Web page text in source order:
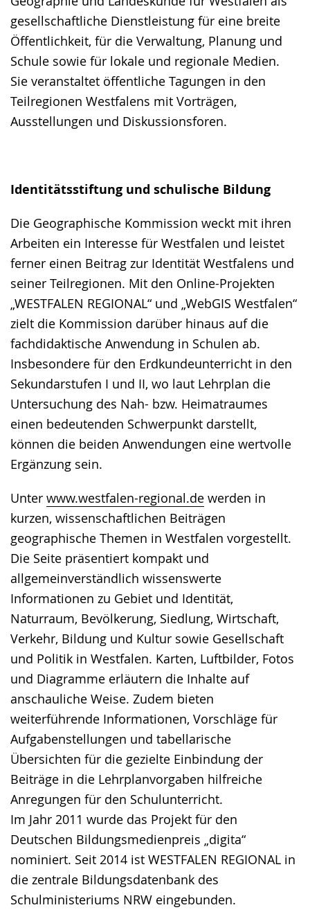
gesellschaftliche Dienstleistung für eine breite
Öffentlichkeit, für die Verwaltung, Planung und
Schule sowie für lokale und regionale Medien.
Sie veranstaltet öffentliche Tagungen in den
Teilregionen Westfalens mit Vorträgen,
Ausstellungen und Diskussionsforen.
Identitätsstiftung und schulische Bildung
Die Geographische Kommission weckt mit ihren
Arbeiten ein Interesse für Westfalen und leistet
ferner einen Beitrag zur Identität Westfalens und
seiner Teilregionen. Mit den Online-Projekten
„WESTFALEN REGIONAL“ und „WebGIS Westfalen“
zielt die Kommission darüber hinaus auf die
fachdidaktische Anwendung in Schulen ab.
Insbesondere für den Erdkundeunterricht in den
Sekundarstufen I und II, wo laut Lehrplan die
Untersuchung des Nah- bzw. Heimatraumes
einen bedeutenden Schwerpunkt darstellt,
können die beiden Anwendungen eine wertvolle
Ergänzung sein.
Unter www.westfalen-regional.de werden in
kurzen, wissenschaftlichen Beiträgen
geographische Themen in Westfalen vorgestellt.
Die Seite präsentiert kompakt und
allgemeinverständlich wissenswerte
Informationen zu Gebiet und Identität,
Naturraum, Bevölkerung, Siedlung, Wirtschaft,
Verkehr, Bildung und Kultur sowie Gesellschaft
und Politik in Westfalen. Karten, Luftbilder, Fotos
und Diagramme erläutern die Inhalte auf
anschauliche Weise. Zudem bieten
weiterführende Informationen, Vorschläge für
Aufgabenstellungen und tabellarische
Übersichten für die gezielte Einbindung der
Beiträge in die Lehrplanvorgaben hilfreiche
Anregungen für den Schulunterricht.
Im Jahr 2011 wurde das Projekt für den
Deutschen Bildungsmedienpreis „digita“
nominiert. Seit 2014 ist WESTFALEN REGIONAL in
die zentrale Bildungsdatenbank des
Schulministeriums NRW eingebunden.